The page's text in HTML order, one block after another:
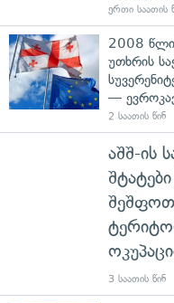
ერთი საათის
2008
უთხრის
—
2 საათის წინ
აშშ-ის
3 საათის წინ